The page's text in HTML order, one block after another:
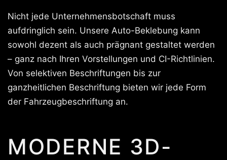
Nicht jede Unternehmensbotschaft muss
aufdringlich sein. Unsere Auto-Beklebung kann
sowohl dezent als auch prägnant gestaltet werden
– ganz nach Ihren Vorstellungen und CI-Richtlinien.
Von selektiven Beschriftungen bis zur
ganzheitlichen Beschriftung bieten wir jede Form
der Fahrzeugbeschriftung an.
MODERNE 3D-